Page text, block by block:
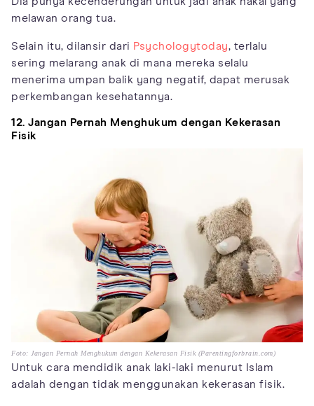
melawan orang tua.
Selain itu, dilansir dari Psychologytoday, terlalu
sering melarang anak di mana mereka selalu
menerima umpan balik yang negatif, dapat merusak
perkembangan kesehatannya.
12. Jangan Pernah Menghukum dengan Kekerasan
Fisik
Foto: Jangan Pernah Menghukum dengan Kekerasan Fisik (Parentingforbrain.com)
Untuk cara mendidik anak laki-laki menurut Islam
adalah dengan tidak menggunakan kekerasan fisik.